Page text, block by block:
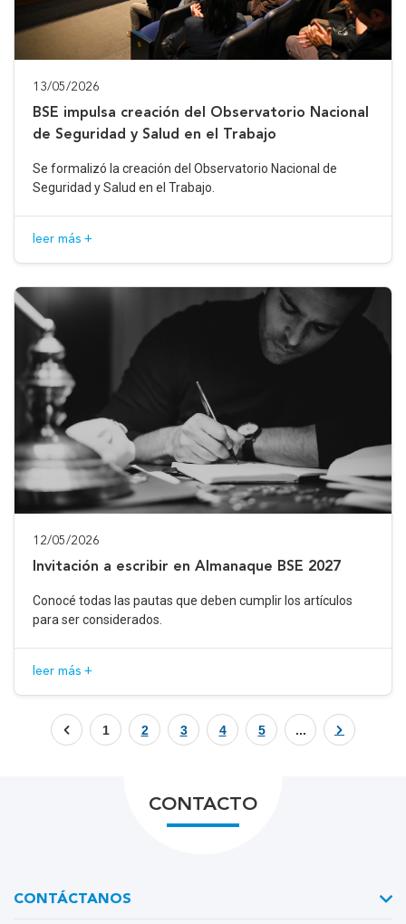
13/05/2026
BSE impulsa creación del Observatorio Nacional
de Seguridad y Salud en el Trabajo
Se formalizó la creación del Observatorio Nacional de
Seguridad y Salud en el Trabajo.
leer más +
12/05/2026
Invitación a escribir en Almanaque BSE 2027
Conocé todas las pautas que deben cumplir los artículos
para ser considerados.
leer más +
1 2 3 4 5 ...
CONTACTO
CONTÁCTANOS